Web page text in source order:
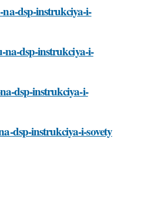
dsp-instrukciya-i-
na-dsp-instrukciya-i-
dsp-instrukciya-i-
dsp-instrukciya-i-sovety